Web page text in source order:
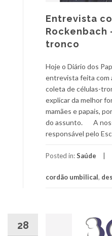
Entrevista
Rockenbach
tronco
Hoje o Diário dos
entrevista feita com
coleta de células-
explicar da melhor
mamães e papais,
do assunto. A
responsável pelo
Posted in:Saúde
cordão umbilical,
28